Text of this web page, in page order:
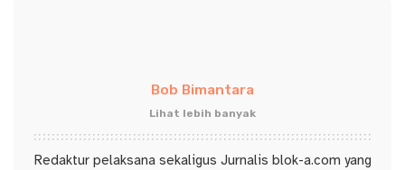
Bob Bimantara
Lihat lebih banyak
Redaktur pelaksana sekaligus Jurnalis blok-a.com yang